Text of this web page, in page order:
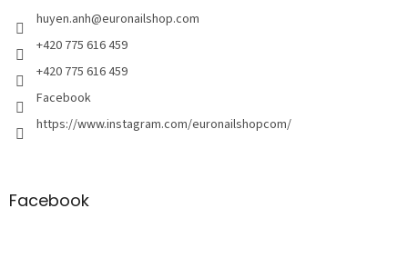
huyen.anh@euronailshop.com
+420 775 616 459
+420 775 616 459
Facebook
https://www.instagram.com/euronailshopcom/
Facebook